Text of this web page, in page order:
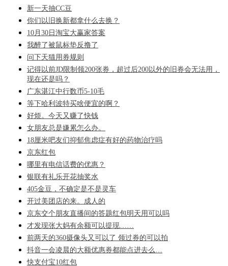
新一天抽CC豆
你们以旧换新都拿什么去换？
10月30日淘宝大赢家答案
我醉了被鼠标垫反撸了
问下天猫用券规则
记得以前JD限制领200张券，超过后200以外的旧券会无法用，
现在还是吗？
广东湛江中行数币5-10毛
等下哈利波特买啥便宜的啊？
好烦。今天又赚了快钱
女朋友总是嫌累怎么办。
18厘米吧友们抑郁焦虑症有好的药物治疗吗
京东红包
哪里有电信话费的优惠？
银联有礼乐开花抽奖水
405金豆，不确定是不是灵车
开过美团店的来。成人的
京东交个朋友直播间的答题红包明天用可以吗
才发现张大妈有余额可以提现……
前两天的360摄像头又可以了 领过券的可以拍
抖音一会凌晨的大额优惠券都能点进去么…
快支付宝10红包